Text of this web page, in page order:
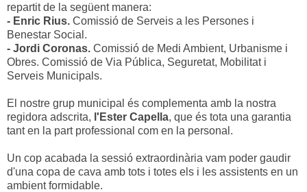
repartit de la següent manera:
- Enric Rius. Comissió de Serveis a les Persones i
Benestar Social.
- Jordi Coronas. Comissió de Medi Ambient, Urbanisme i
Obres. Comissió de Via Pública, Seguretat, Mobilitat i
Serveis Municipals.
El nostre grup municipal és complementa amb la nostra
regidora adscrita, l'Ester Capella, que és tota una garantia
tant en la part professional com en la personal.
Un cop acabada la sessió extraordinària vam poder gaudir
d'una copa de cava amb tots i totes els i les assistents en un
ambient formidable.